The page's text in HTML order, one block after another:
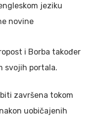
jeziku
novine
i Borba također
svojih portala.
završena tokom
uobičajenih